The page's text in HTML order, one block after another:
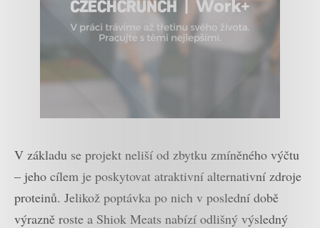
V základu se projekt neliší od zbytku zmíněného výčtu
– jeho cílem je poskytovat atraktivní alternativní zdroje
proteinů. Jelikož poptávka po nich v poslední době
výrazně roste a Shiok Meats nabízí odlišný výsledný